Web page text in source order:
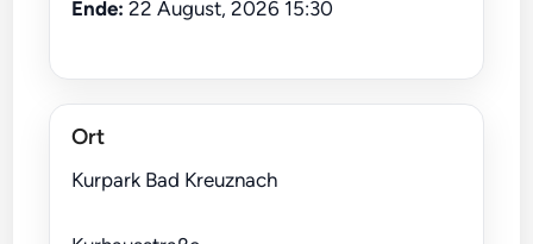
Ende: 22 August, 2026 15:30
Ort
Kurpark Bad Kreuznach